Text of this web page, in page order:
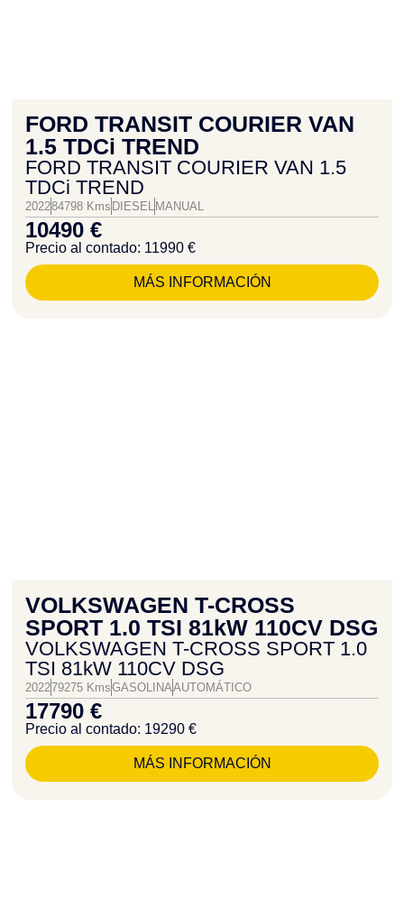
FORD TRANSIT COURIER VAN
1.5 TDCi TREND
FORD TRANSIT COURIER VAN 1.5
TDCi TREND
202284798 Kms DIESEL MANUAL
10490 €
Precio al contado: 11990 €
MÁS INFORMACIÓN
VOLKSWAGEN T-CROSS
SPORT 1.0 TSI 81kW 110CV DSG
VOLKSWAGEN T-CROSS SPORT 1.0
TSI 81kW 110CV DSG
202279275 KmsGASOLINAAUTOMÁTICO
17790 €
Precio al contado: 19290 €
MÁS INFORMACIÓN